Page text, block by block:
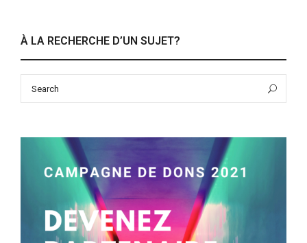
À LA RECHERCHE D’UN SUJET?